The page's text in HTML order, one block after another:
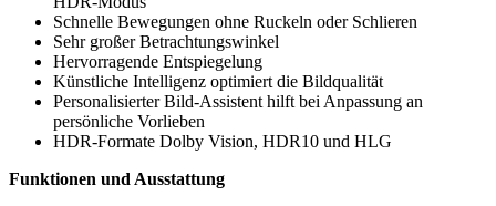
Schnelle Bewegungen ohne Ruckeln oder Schlieren
Sehr großer Betrachtungswinkel
Hervorragende Entspiegelung
Künstliche Intelligenz optimiert die Bildqualität
Personalisierter Bild-Assistent hilft bei Anpassung an
persönliche Vorlieben
HDR-Formate Dolby Vision, HDR10 und HLG
Funktionen und Ausstattung